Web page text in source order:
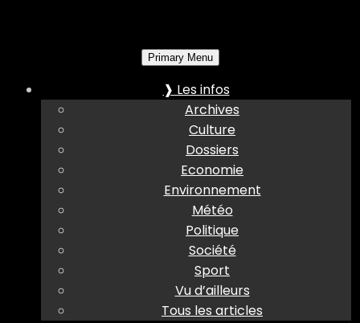
Primary Menu
❱ Les infos
Archives
Culture
Dossiers
Economie
Environnement
Météo
Politique
Société
Sport
Vu d’ailleurs
Tous les articles